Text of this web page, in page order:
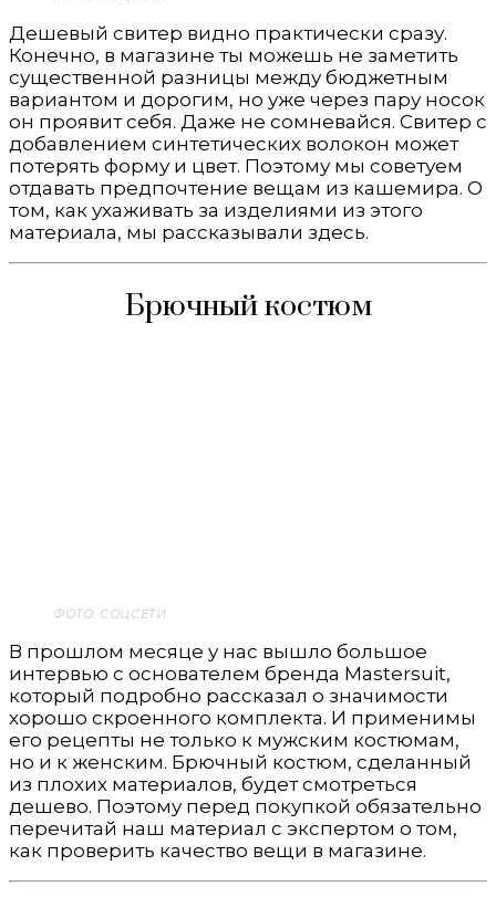
Дешевый свитер видно практически сразу.
Конечно, в магазине ты можешь не заметить
существенной разницы между бюджетным
вариантом и дорогим, но уже через пару носок
он проявит себя. Даже не сомневайся. Свитер с
добавлением синтетических волокон может
потерять форму и цвет. Поэтому мы советуем
отдавать предпочтение вещам из кашемира. О
том, как ухаживать за изделиями из этого
материала, мы рассказывали здесь.
Брючный костюм
ФОТО: СОЦСЕТИ
В прошлом месяце у нас вышло большое
интервью с основателем бренда Mastersuit,
который подробно рассказал о значимости
хорошо скроенного комплекта. И применимы
его рецепты не только к мужским костюмам,
но и к женским. Брючный костюм, сделанный
из плохих материалов, будет смотреться
дешево. Поэтому перед покупкой обязательно
перечитай наш материал с экспертом о том,
как проверить качество вещи в магазине.